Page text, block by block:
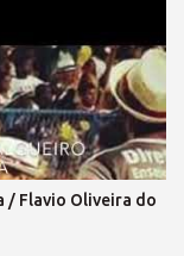
As belas notas
com sabedoria, Que
pura imensidão.
uma obra Para o
em sintonia:
passagens,
compositor —
E até hoje, ...
/ Flavio Oliveira do